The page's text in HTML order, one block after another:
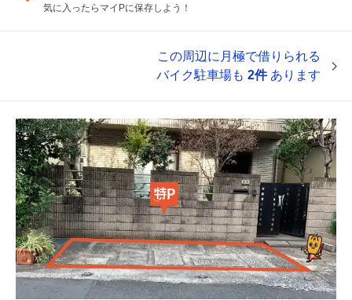
気に入ったらマイPに保存しよう！
この周辺に月極で借りられる
バイク駐車場も 2件あります